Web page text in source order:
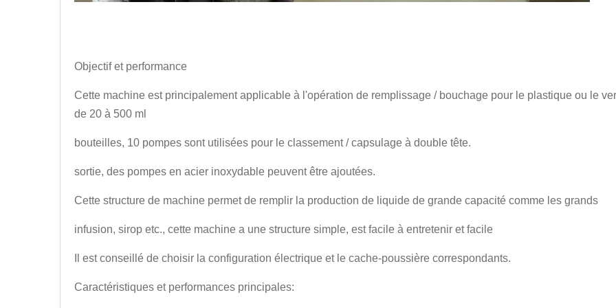
Objectif et performance
Cette machine est principalement applicable à l'opération de remplissage / bouchage pour le plastique ou le
de 20 à 500 ml
bouteilles, 10 pompes sont utilisées pour le classement / capsulage à double tête.
sortie, des pompes en acier inoxydable peuvent être ajoutées.
Cette structure de machine permet de remplir la production de liquide de grande capacité comme les grands
infusion, sirop etc., cette machine a une structure simple, est facile à entretenir et facile
Il est conseillé de choisir la configuration électrique et le cache-poussière correspondants.
Caractéristiques et performances principales: